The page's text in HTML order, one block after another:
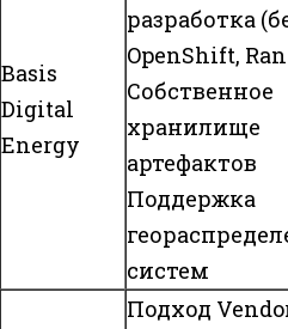
Basis
Digital
Energy
разработка
OpenShift,
Собственное
хранилище
артефактов
Поддержка
систем
Подход